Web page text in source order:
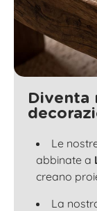
Diventa
Le
abbinate a
creano
La